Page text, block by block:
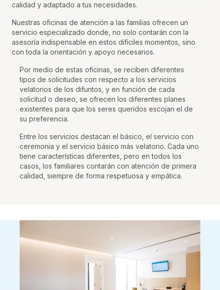
calidad y adaptado a tus necesidades.
Nuestras oficinas de atención a las familias ofrecen un
servicio especializado donde, no solo contarán con la
asesoría indispensable en estos difíciles momentos, sino
con toda la orientación y apoyo necesarios.
Por medio de estas oficinas, se reciben diferentes
tipos de solicitudes con respecto a los servicios
velatorios de los difuntos, y en función de cada
solicitud o deseo, se ofrecen los diferentes planes
existentes para que los seres queridos escojan el de
su preferencia.
Entre los servicios destacan el básico, el servicio con
ceremonia y el servicio básico más velatorio. Cada uno
tiene características diferentes, pero en todos los
casos, los familiares contarán con atención de primera
calidad, siempre de forma respetuosa y empática.